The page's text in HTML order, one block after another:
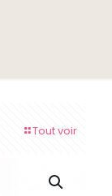
Tout voir